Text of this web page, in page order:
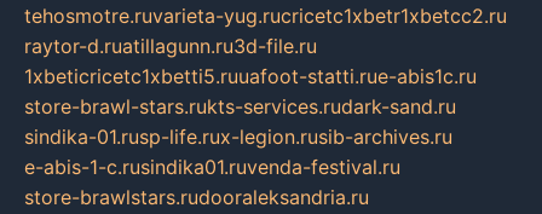
tehosmotre.ruvarieta-yug.rucricetc1xbetr1xbetcc2.ru
raytor-d.ruatillagunn.ru3d-file.ru
1xbeticricetc1xbetti5.ruuafoot-statti.rue-abis1c.ru
store-brawl-stars.rukts-services.rudark-sand.ru
sindika-01.rusp-life.rux-legion.rusib-archives.ru
e-abis-1-c.rusindika01.ruvenda-festival.ru
store-brawlstars.rudooraleksandria.ru